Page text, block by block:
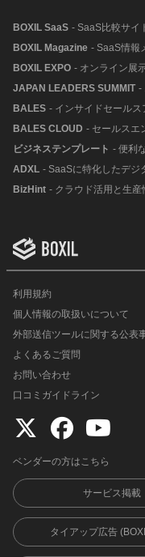
BOXIL SaaS - SaaS比較サイ
BOXIL Magazine - SaaS情報
BOXIL EXPO - オンライン展
JAPAN LEADERS SUMMIT -
BALES - インサイドセール
BALES CLOUD - セールスエ
ビジネステンプレート - 便利
ADXL - SaaSに特化したデジ
BizHint - クラウド活用と生産
利用規約
個人情報の取扱いについて
外部送信ツールに関する公表
よくあるご質問
お問い合わせ
口コミガイドライン
ベンダーの方はこちら
サービス掲載
タイアップ広告